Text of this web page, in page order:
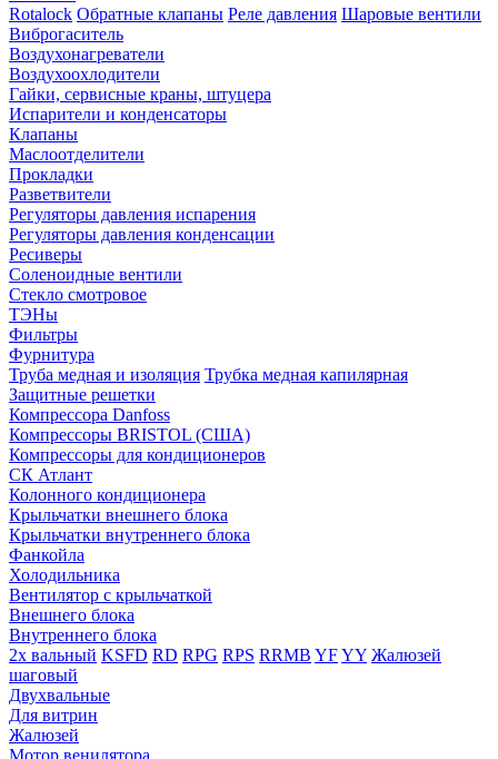
Rotalock Обратные клапаны Реле давления Шаровые вентили
Виброгаситель
Воздухонагреватели
Воздухоохлодители
Гайки, сервисные краны, штуцера
Испарители и конденсаторы
Клапаны
Маслоотделители
Прокладки
Разветвители
Регуляторы давления испарения
Регуляторы давления конденсации
Ресиверы
Соленоидные вентили
Стекло смотровое
ТЭНы
Фильтры
Фурнитура
Труба медная и изоляция Трубка медная капилярная
Защитные решетки
Компрессора Danfoss
Компрессоры BRISTOL (США)
Компрессоры для кондиционеров
СК Атлант
Колонного кондиционера
Крыльчатки внешнего блока
Крыльчатки внутреннего блока
Фанкойла
Холодильника
Вентилятор с крыльчаткой
Внешнего блока
Внутреннего блока
2х вальный KSFD RD RPG RPS RRMB YFYY Жалюзей
шаговый
Двухвальные
Для витрин
Жалюзей
Мотор венилятора